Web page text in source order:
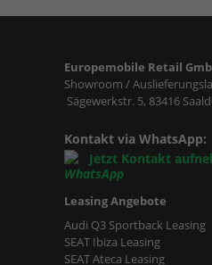
Europemobile Retail
Showroom /
Sägewerkstr. 5, 83416
Kontakt via WhatsApp:
Jetzt Kontakt
Leasing Angebote
Audi Q3 Sportback Leasing
SEAT Ibiza Leasing
SEAT Ateca Leasing